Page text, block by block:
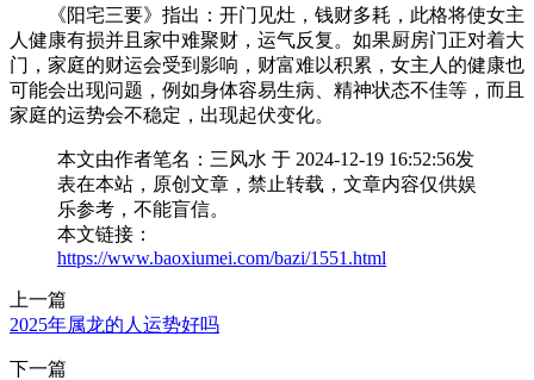
《阳宅三要》指出：开门见灶，钱财多耗，此格将使女主
人健康有损并且家中难聚财，运气反复。如果厨房门正对着大
门，家庭的财运会受到影响，财富难以积累，女主人的健康也
可能会出现问题，例如身体容易生病、精神状态不佳等，而且
家庭的运势会不稳定，出现起伏变化。
本文由作者笔名：三风水 于 2024-12-19 16:52:56发
表在本站，原创文章，禁止转载，文章内容仅供娱
乐参考，不能盲信。
本文链接：
https://www.baoxiumei.com/bazi/1551.html
上一篇
2025年属龙的人运势好吗
下一篇